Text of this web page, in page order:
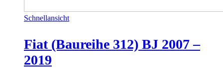
Schnellansicht
Fiat (Baureihe 312) BJ 2007 –
2019